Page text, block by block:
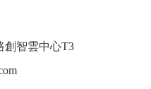
創智雲中心T3